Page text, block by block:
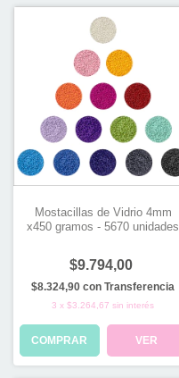
Mostacillas de Vidrio 4mm
x450 gramos - 5670 unidades
$9.794,00
$8.324,90con Transferencia
3 x$3.264,67 sin interés
COMPRAR VER